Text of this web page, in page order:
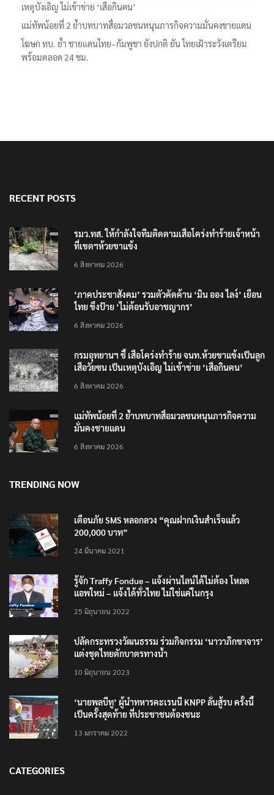
เหตุบังเอิญ ไม่เข้าข่าย ‘เสือกินคน’
แม่ทัพน้อยที่ 2 ย้ำบทบาทสื่อมวลชนหนุนภารกิจความมั่นคงชายแดน
โฆษก ทบ. ย้ำ ชายแดนไทย–กัมพูชา ยังปกติ ยัน ไทยเฝ้าระวังเตรียม
พร้อมตลอด 24 ชม.
RECENT POSTS
รมว.ทส. ให้กำลังใจทีมติดตามเสือโคร่งทำร้ายเจ้าหน้า
ที่เขตฯห้วยขาแข้ง
6 สิงหาคม 2026
‘ภาคประชาสังคม’ รวมตัวคัดค้าน ‘มิน ออง ไลง์’ เยือน
ไทย ขึงป้าย ‘ไม่ต้อนรับอาชญากร’
6 สิงหาคม 2026
กรมอุทยานฯ ชี้ เสือโคร่งทำร้าย จนท.ห้วยขาแข้งเป็นลูก
เสือวัยซน เป็นเหตุบังเอิญ ไม่เข้าข่าย ‘เสือกินคน’
6 สิงหาคม 2026
แม่ทัพน้อยที่ 2 ย้ำบทบาทสื่อมวลชนหนุนภารกิจความ
มั่นคงชายแดน
6 สิงหาคม 2026
TRENDING NOW
เตือนภัย SMS หลอกลวง “คุณฝากเงินสำเร็จแล้ว
200,000 บาท”
24 มีนาคม 2021
รู้จัก Traffy Fondue – แจ้งผ่านไลน์ได้ไม่ต้อง โหลด
แอพใหม่ – แจ้งได้ทั่วไทย ไม่ใช่แค่ในกรุง
25 มิถุนายน 2022
ปลัดกระทรวงวัฒนธรรม ร่วมกิจกรรม ‘นาวาภิกขาจาร’
แต่งชุดไทยตักบาตรทางน้ำ
10 มิถุนายน 2023
‘นายพลบีทู’ ผู้นำทหารคะเรนนี KNPP ลั่นสู้รบ ครั้งนี้
เป็นครั้งสุดท้าย ที่ประชาชนต้องชนะ
13 มกราคม 2022
CATEGORIES